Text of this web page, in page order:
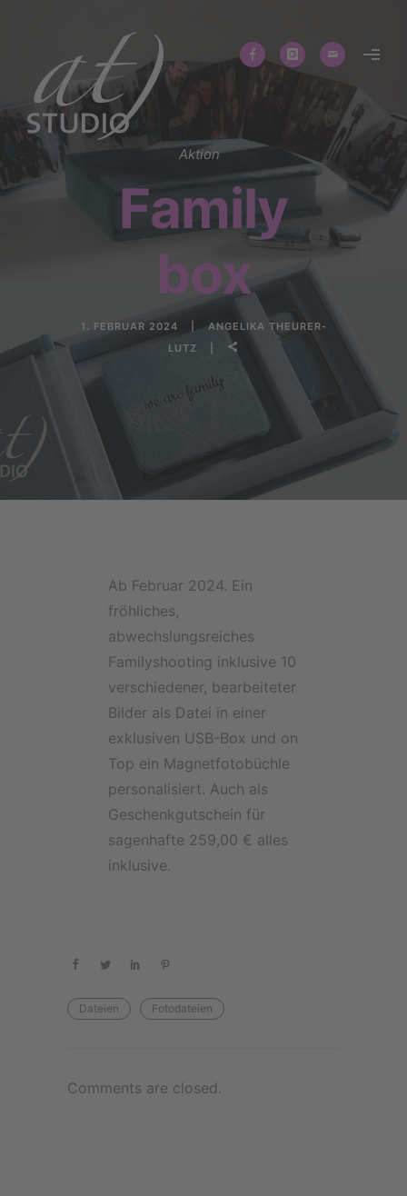
Aktion
Family
box
1. FEBRUAR 2024
ANGELIKA THEURER-
LUTZ
Ab Februar 2024. Ein
fröhliches,
abwechslungsreiches
Familyshooting inklusive 10
verschiedener, bearbeiteter
Bilder als Datei in einer
exklusiven USB-Box und on
Top ein Magnetfotobüchle
personalisiert. Auch als
Geschenkgutschein für
sagenhafte 259,00 € alles
inklusive.
Dateien Fotodateien
Comments are closed.